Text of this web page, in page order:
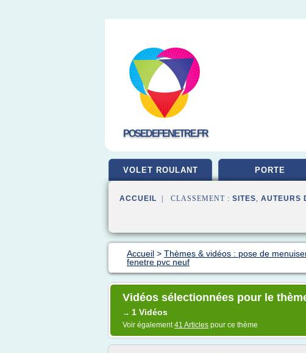
POSEDEFENETRE.FR
VOLET ROULANT PORTE
ACCUEIL | CLASSEMENT : SITES, AUTEURS
Accueil > Thèmes & vidéos : pose de
fenetre pvc neuf
Vidéos sélectionnées pour le
→ 1 Vidéos
Voir également41 Articles pour ce thème